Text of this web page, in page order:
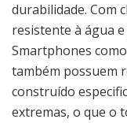
durabilidade. Com
resistente à água
Smartphones
também possuem
construído
extremas, o que o